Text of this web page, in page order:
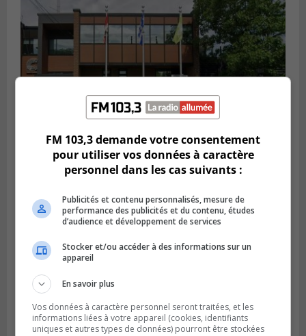
SAINT-CONSTANT
Saint-Constant signe une nouvelle
convention pour le bien de la population
FM 103,3 demande votre consentement
pour utiliser vos données à caractère
personnel dans les cas suivants :
Publicités et contenu personnalisés, mesure de
performance des publicités et du contenu, études
d’audience et développement de services
Stocker et/ou accéder à des informations sur un
appareil
En savoir plus
Vos données à caractère personnel seront traitées, et les
informations liées à votre appareil (cookies, identifiants
uniques et autres types de données) pourront être stockées